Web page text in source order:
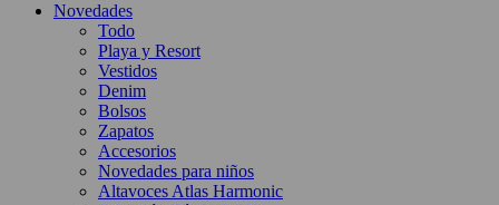
Novedades
Todo
Playa y Resort
Vestidos
Denim
Bolsos
Zapatos
Accesorios
Novedades para niños
Altavoces Atlas Harmonic